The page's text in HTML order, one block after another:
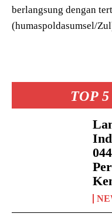
TOP
berlangsung dengan
(humaspoldasumsel/